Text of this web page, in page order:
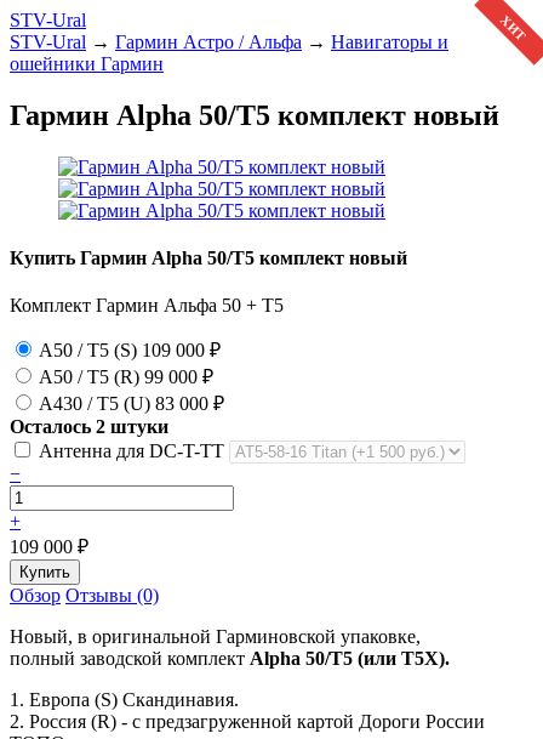
STV-Ural
STV-Ural → Гармин Астро / Альфа → Навигаторы и
ошейники Гармин
Гармин Alpha 50/T5 комплект новый
Купить Гармин Alpha 50/T5 комплект новый
Комплект Гармин Альфа 50 + T5
A50 / Т5 (S) 109 000 ₽
A50 / Т5 (R) 99 000 ₽
A430 / Т5 (U) 83 000 ₽
Осталось 2 штуки
Антенна для DC-T-TT
−
+
109 000 ₽
Обзор Отзывы (0)
Новый, в оригинальной Гарминовской упаковке,
полный заводской комплект Alpha 50/Т5 (или Т5Х).
1. Европа (S) Скандинавия.
2. Россия (R) - с предзагруженной картой Дороги России
ХИТ